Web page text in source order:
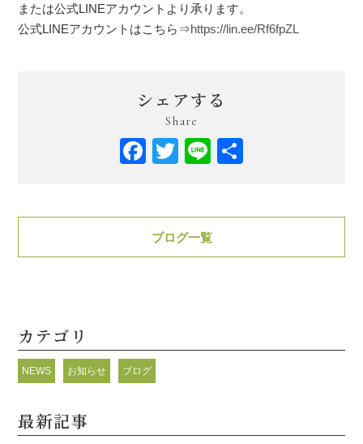
または公式LINEアカウントより承ります。
公式LINEアカウントはこちら⇒https://lin.ee/Rf6fpZL
シェアする
Share
Facebook
Twitter
Line
ブログ一覧
カテゴリ
NEWS お知らせ ブログ
最新記事